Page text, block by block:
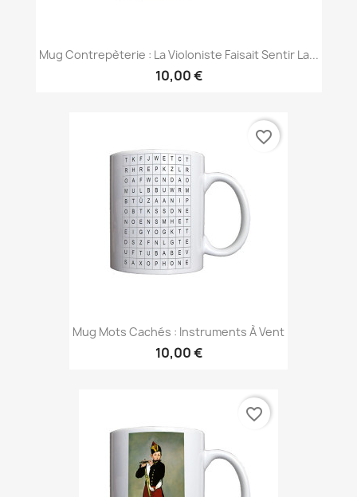
Mug Contrepèterie : La Violoniste Faisait Sentir La...
10,00 €
Mug Mots Cachés : Instruments À Vent
10,00 €
favorite_border
favorite_border